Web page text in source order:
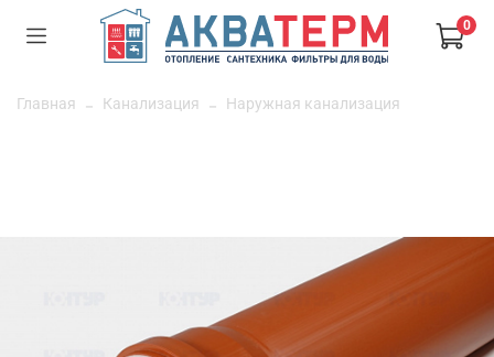
0
Главная Канализация Наружная канализация